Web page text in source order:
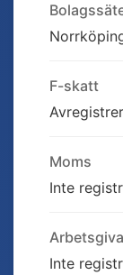
F-skatt
Moms
Inte
Inte